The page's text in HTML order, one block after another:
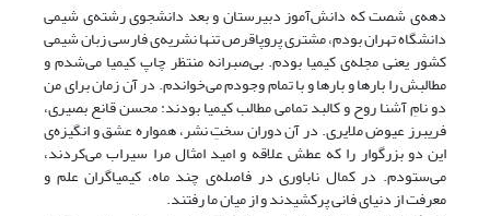
دهه‌ی شصت که دانش‌آموز دبیرستان و بعد دانشجوی رشته‌ی شیمی
دانشگاه تهران بودم، مشتری پروپاقرص تنها نشریه‌ی فارسی زبان شیمی
کشور یعنی مجله‌ی کیمیا بودم. بی‌صبرانه منتظر چاپ کیمیا می‌شدم و
مطالبش را بارها و بارها و با تمام وجودم می‌خواندم. در آن زمان برای من
دو نامِ آشنا روح و کالبد تمامی مطالب کیمیا بودند: محسن قانع بصیری،
فریبرز عیوض ملایری. در آن دوران سختِ نشر، همواره عشق و انگیزه‌ی
این دو بزرگوار را که عطش علاقه و امید امثال مرا سیراب می‌کردند،
می‌ستودم. در کمال ناباوری در فاصله‌ی چند ماه، کیمیاگران علم و
معرفت از دنیای فانی پرکشیدند و از میان ما رفتند.